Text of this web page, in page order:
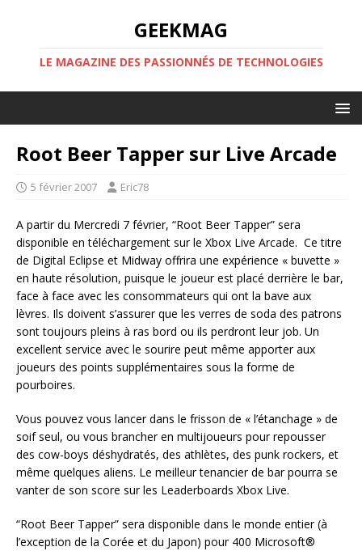
GEEKMAG
LE MAGAZINE DES PASSIONNÉS DE TECHNOLOGIES
Root Beer Tapper sur Live Arcade
5 février 2007 Eric78
A partir du Mercredi 7 février, “Root Beer Tapper” sera
disponible en téléchargement sur le Xbox Live Arcade. Ce titre
de Digital Eclipse et Midway offrira une expérience « buvette »
en haute résolution, puisque le joueur est placé derrière le bar,
face à face avec les consommateurs qui ont la bave aux
lèvres. Ils doivent s’assurer que les verres de soda des patrons
sont toujours pleins à ras bord ou ils perdront leur job. Un
excellent service avec le sourire peut même apporter aux
joueurs des points supplémentaires sous la forme de
pourboires.
Vous pouvez vous lancer dans le frisson de « l’étanchage » de
soif seul, ou vous brancher en multijoueurs pour repousser
des cow-boys déshydratés, des athlètes, des punk rockers, et
même quelques aliens. Le meilleur tenancier de bar pourra se
vanter de son score sur les Leaderboards Xbox Live.
“Root Beer Tapper” sera disponible dans le monde entier (à
l’exception de la Corée et du Japon) pour 400 Microsoft®